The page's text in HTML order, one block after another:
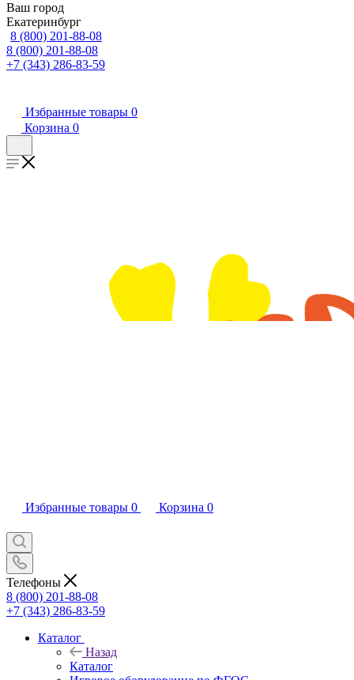
Ваш город
Екатеринбург
8 (800) 201-88-08
8 (800) 201-88-08
+7 (343) 286-83-59
Избранные товары 0
Корзина 0
Избранные товары 0 Корзина 0
Телефоны
8 (800) 201-88-08
+7 (343) 286-83-59
Каталог
Назад
Каталог